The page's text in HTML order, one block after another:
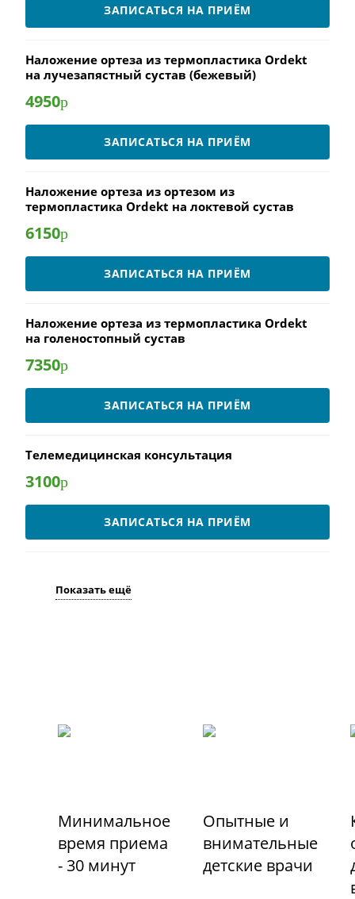
ЗАПИСАТЬСЯ НА ПРИЁМ
Наложение ортеза из термопластика Ordekt
на лучезапястный сустав (бежевый)
4950р
ЗАПИСАТЬСЯ НА ПРИЁМ
Наложение ортеза из ортезом из
термопластика Ordekt на локтевой сустав
6150р
ЗАПИСАТЬСЯ НА ПРИЁМ
Наложение ортеза из термопластика Ordekt
на голеностопный сустав
7350р
ЗАПИСАТЬСЯ НА ПРИЁМ
Телемедицинская консультация
3100р
ЗАПИСАТЬСЯ НА ПРИЁМ
Показать ещё
Минимальное
время приема
- 30 минут
Опытные и
внимательные
детские врачи